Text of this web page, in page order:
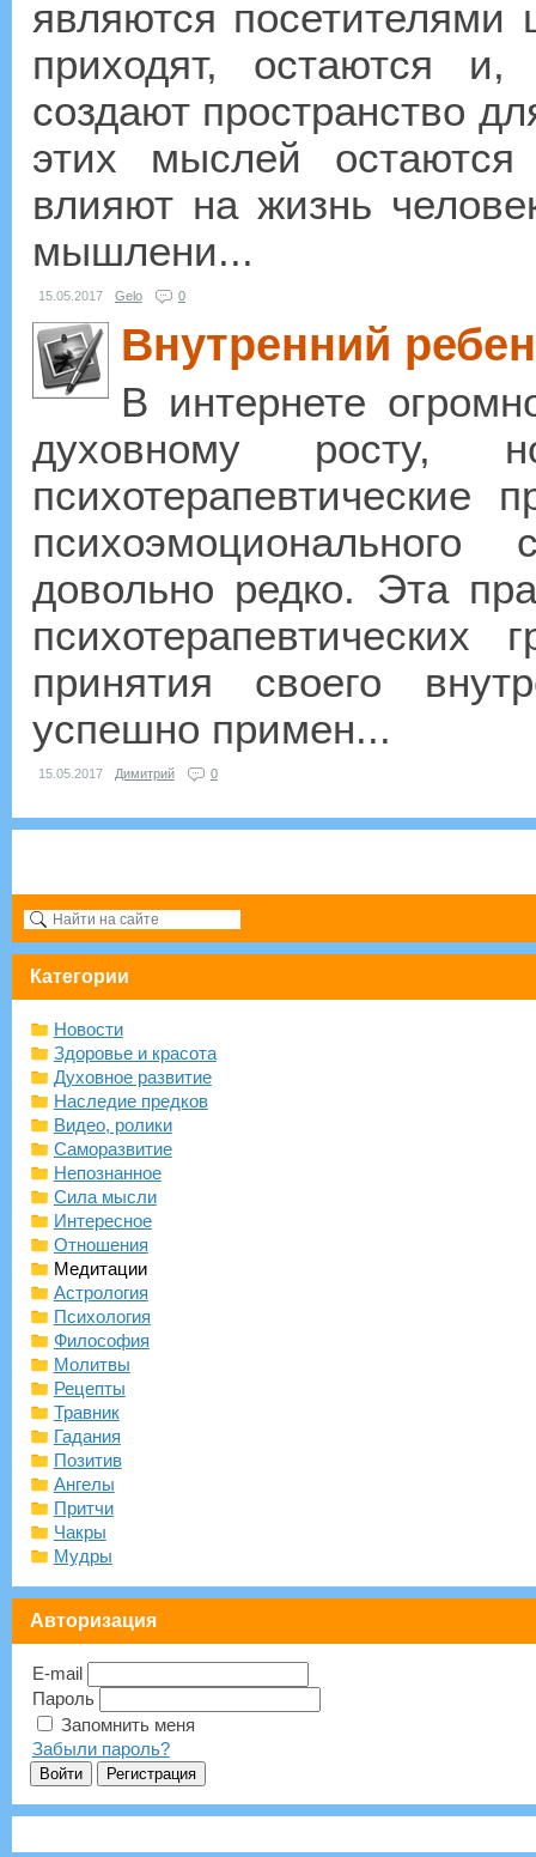
являются
приходят, остаются и,
создают пространство
этих мыслей
влияют на жизнь
мышлени...
15.05.2017 Gelo 0
Внутренний
В интернете
духовному росту,
психотерапевтические
довольно редко. Эта
принятия своего
успешно примен...
15.05.2017 Димитрий 0
Категории
Новости
Здоровье и красота
Духовное развитие
Наследие предков
Видео, ролики
Саморазвитие
Непознанное
Сила мысли
Интересное
Отношения
Медитации
Астрология
Психология
Философия
Молитвы
Рецепты
Травник
Гадания
Позитив
Ангелы
Притчи
Чакры
Мудры
Авторизация
E-mail
Пароль
Запомнить меня
Забыли пароль?